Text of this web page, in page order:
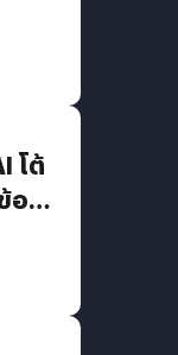
โต้
อมูล